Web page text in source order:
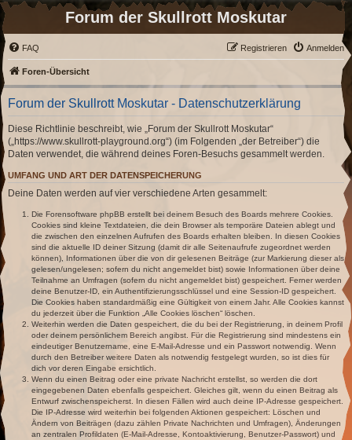
Forum der Skullrott Moskutar
FAQ Anmelden
Registrieren
Foren-Übersicht
Forum der Skullrott Moskutar - Datenschutzerklärung
Diese Richtlinie beschreibt, wie „Forum der Skullrott Moskutar“
(„https://www.skullrott-playground.org“) (im Folgenden „der Betreiber“) die
Daten verwendet, die während deines Foren-Besuchs gesammelt werden.
UMFANG UND ART DER DATENSPEICHERUNG
Deine Daten werden auf vier verschiedene Arten gesammelt:
Die Forensoftware phpBB erstellt bei deinem Besuch des Boards mehrere Cookies.
Cookies sind kleine Textdateien, die dein Browser als temporäre Dateien ablegt und
die zwischen den einzelnen Aufrufen des Boards erhalten bleiben. In diesen Cookies
sind die aktuelle ID deiner Sitzung (damit dir alle Seitenaufrufe zugeordnet werden
können), Informationen über die von dir gelesenen Beiträge (zur Markierung dieser als
gelesen/ungelesen; sofern du nicht angemeldet bist) sowie Informationen über deine
Teilnahme an Umfragen (sofern du nicht angemeldet bist) gespeichert. Ferner werden
deine Benutzer-ID, ein Authentifizierungsschlüssel und eine Session-ID gespeichert.
Die Cookies haben standardmäßig eine Gültigkeit von einem Jahr. Alle Cookies kannst
du jederzeit über die Funktion „Alle Cookies löschen“ löschen.
Weiterhin werden die Daten gespeichert, die du bei der Registrierung, in deinem Profil
oder deinem persönlichem Bereich angibst. Für die Registrierung sind mindestens ein
eindeutiger Benutzername, eine E-Mail-Adresse und ein Passwort notwendig. Wenn
durch den Betreiber weitere Daten als notwendig festgelegt wurden, so ist dies für
dich vor deren Eingabe ersichtlich.
Wenn du einen Beitrag oder eine private Nachricht erstellst, so werden die dort
eingegebenen Daten ebenfalls gespeichert. Gleiches gilt, wenn du einen Beitrag als
Entwurf zwischenspeicherst. In diesen Fällen wird auch deine IP-Adresse gespeichert.
Die IP-Adresse wird weiterhin bei folgenden Aktionen gespeichert: Löschen und
Ändern von Beiträgen (dazu zählen Private Nachrichten und Umfragen), Änderungen
an zentralen Profildaten (E-Mail-Adresse, Kontoaktivierung, Benutzer-Passwort) und